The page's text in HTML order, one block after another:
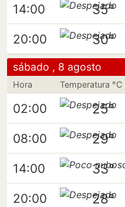
14:00 35°
20:00 30°
sábado , 8 agosto
Hora Temperatura °C
02:00 25°
08:00 29°
14:00 33°
20:00 28°